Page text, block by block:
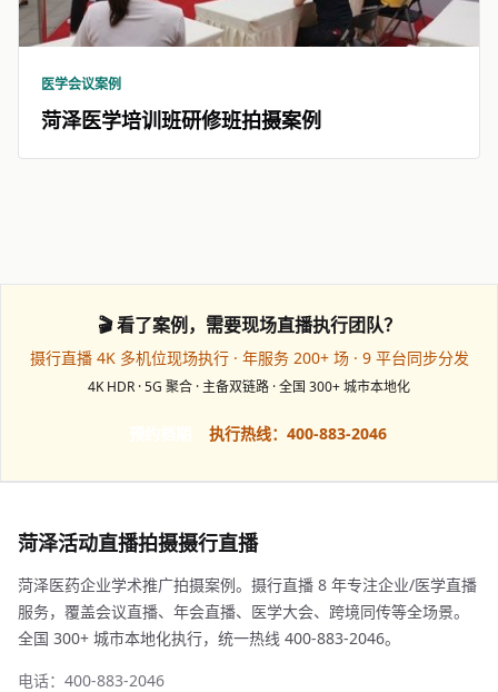
医学会议案例
菏泽医学培训班研修班拍摄案例
🎬 看了案例，需要现场直播执行团队？
摄行直播 4K 多机位现场执行 · 年服务 200+ 场 · 9 平台同步分发
4K HDR · 5G 聚合 · 主备双链路 · 全国 300+ 城市本地化
执行热线：400-883-2046
菏泽活动直播拍摄摄行直播
菏泽医药企业学术推广拍摄案例。摄行直播 8 年专注企业/医学直播
服务，覆盖会议直播、年会直播、医学大会、跨境同传等全场景。
全国 300+ 城市本地化执行，统一热线 400-883-2046。
电话：400-883-2046